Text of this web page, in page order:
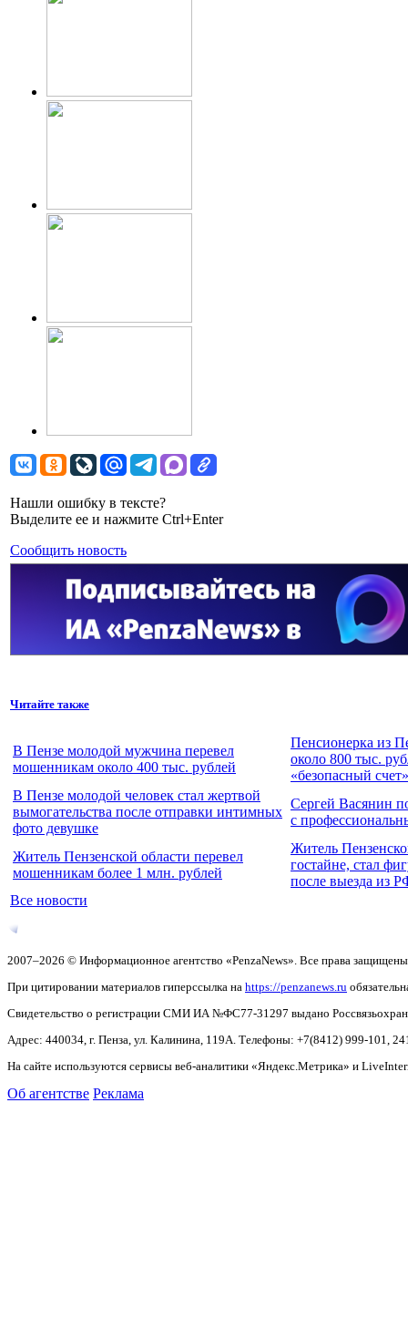
Нашли ошибку в тексте?
Выделите ее и нажмите Ctrl+Enter
Сообщить новость
Читайте также
В Пензе молодой мужчина перевел
мошенникам около 400 тыс. рублей
Пенсионерка из
около 800 тыс.
«безопасный счет»
В Пензе молодой человек стал жертвой
вымогательства после отправки интимных
фото девушке
Сергей Васянин
с
Житель Пензенской области перевел
мошенникам более 1 млн. рублей
Житель
гостайне, стал
после выезда из
Все новости
2007–2026 © Информационное агентство «PenzaNews». Все права
При цитировании материалов гиперссылка на https://penzanews.ru
Свидетельство о регистрации СМИ ИА №ФС77-31297 выдано
Адрес: 440034, г. Пенза, ул. Калинина, 119А. Телефоны: +7(8412) 999-101,
На сайте используются сервисы веб-аналитики «Яндекс.Метрика» и
Об агентстве Реклама